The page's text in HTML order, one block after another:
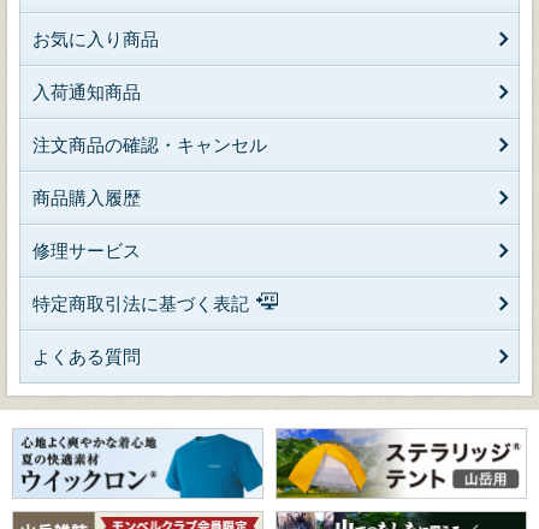
お気に入り商品
入荷通知商品
注文商品の確認・キャンセル
商品購入履歴
修理サービス
特定商取引法に基づく表記
よくある質問